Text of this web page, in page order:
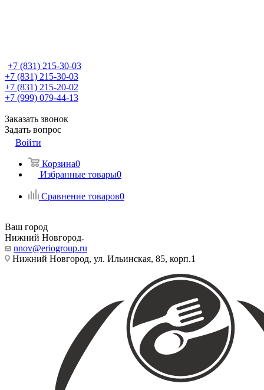
+7 (831) 215-30-03
+7 (831) 215-30-03
+7 (831) 215-20-02
+7 (999) 079-44-13
Заказать звонок
Задать вопрос
Войти
Корзина0
Избранные товары0
Сравнение товаров0
Ваш город
Нижний Новгород
nnov@eriogroup.ru
Нижний Новгород, ул. Ильинская, 85, корп.1